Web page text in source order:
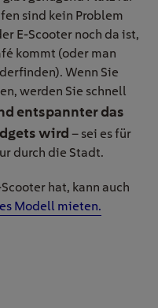
sind kein Problem
E-Scooter noch da ist,
kommt (oder man
Wenn Sie
werden Sie schnell
entspannter das
wird – sei es für
durch die Stadt.
hat, kann auch
Modell mieten.